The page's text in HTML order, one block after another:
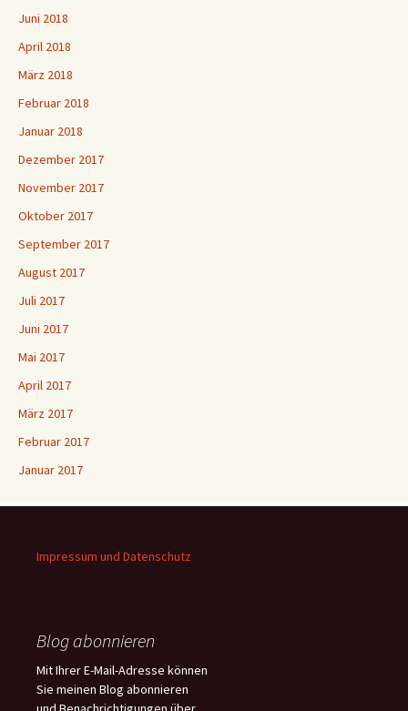
Juni 2018
April 2018
März 2018
Februar 2018
Januar 2018
Dezember 2017
November 2017
Oktober 2017
September 2017
August 2017
Juli 2017
Juni 2017
Mai 2017
April 2017
März 2017
Februar 2017
Januar 2017
Impressum und Datenschutz
Blog abonnieren
Mit Ihrer E-Mail-Adresse können
Sie meinen Blog abonnieren